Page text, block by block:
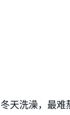
冬天洗澡，最难